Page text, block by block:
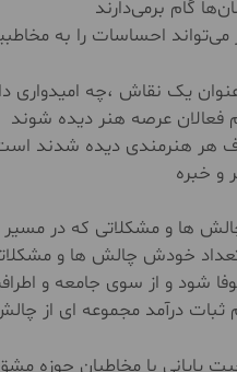
گام برمی‌دارند
می‌تواند احساسات را به
یک نقاش ،چه امیدواری
فعالان عرصه هنر دیده شوند
هر هنرمندی دیده شدند است
و خبره
ها و مشکلاتی که در
خودش چالش ها و
شود و از سوی جامعه و
ثبات درآمد مجموعه ای از
پایانی با مخاطبان حوزه